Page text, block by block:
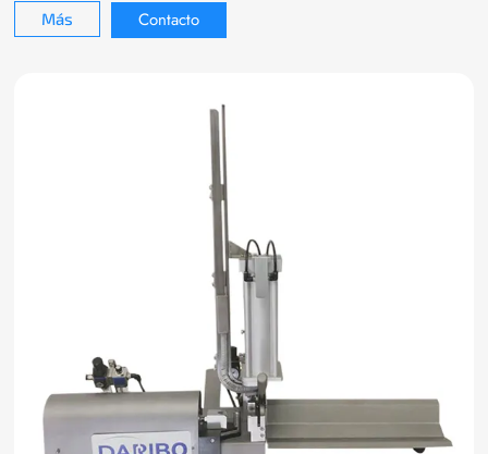
Más Contacto